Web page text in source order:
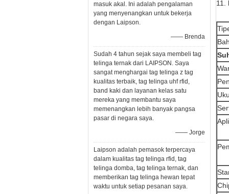
masuk akal. Ini adalah pengalaman
yang menyenangkan untuk bekerja
dengan Laipson.
—— Brenda
Sudah 4 tahun sejak saya membeli tag
telinga ternak dari LAIPSON. Saya
sangat menghargai tag telinga z tag
kualitas terbaik, tag telinga uhf rfid,
band kaki dan layanan kelas satu
mereka yang membantu saya
memenangkan lebih banyak pangsa
pasar di negara saya.
—— Jorge
Laipson adalah pemasok terpercaya
dalam kualitas tag telinga rfid, tag
telinga domba, tag telinga ternak, dan
memberikan tag telinga hewan tepat
waktu untuk setiap pesanan saya.
11.